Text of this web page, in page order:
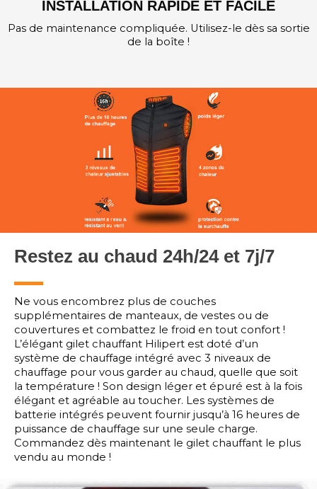
INSTALLATION RAPIDE ET FACILE
Pas de maintenance compliquée. Utilisez-le dès sa sortie
de la boîte !
Restez au chaud 24h/24 et 7j/7
Ne vous encombrez plus de couches
supplémentaires de manteaux, de vestes ou de
couvertures et combattez le froid en tout confort !
L’élégant gilet chauffant Hilipert est doté d’un
système de chauffage intégré avec 3 niveaux de
chauffage pour vous garder au chaud, quelle que soit
la température ! Son design léger et épuré est à la fois
élégant et agréable au toucher. Les systèmes de
batterie intégrés peuvent fournir jusqu’à 16 heures de
puissance de chauffage sur une seule charge.
Commandez dès maintenant le gilet chauffant le plus
vendu au monde !